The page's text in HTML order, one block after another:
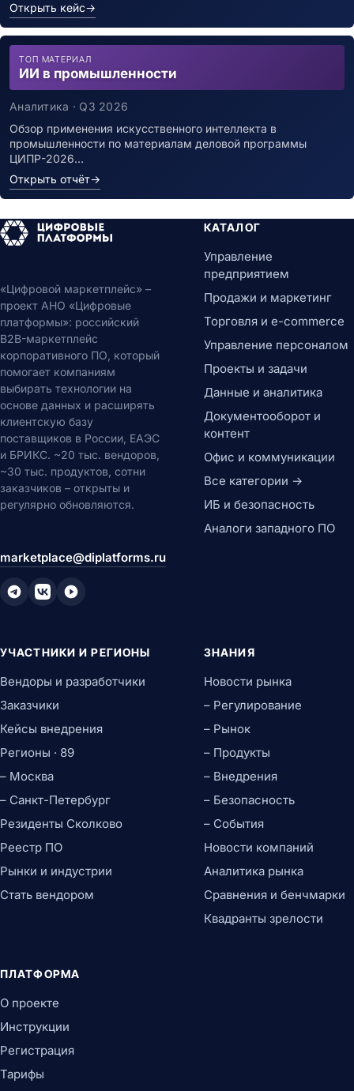
Открыть кейс→
ТОП МАТЕРИАЛ
ИИ в промышленности
Аналитика · Q3 2026
Обзор применения искусственного интеллекта в
промышленности по материалам деловой программы
ЦИПР-2026…
Открыть отчёт→
«Цифровой маркетплейс» –
проект АНО «Цифровые
платформы»: российский
B2B-маркетплейс
корпоративного ПО, который
помогает компаниям
выбирать технологии на
основе данных и расширять
клиентскую базу
поставщиков в России, ЕАЭС
и БРИКС. ~20 тыс. вендоров,
~30 тыс. продуктов, сотни
заказчиков – открыты и
регулярно обновляются.
marketplace@diplatforms.ru
КАТАЛОГ
Управление
предприятием
Продажи и маркетинг
Торговля и e-commerce
Управление персоналом
Проекты и задачи
Данные и аналитика
Документооборот и
контент
Офис и коммуникации
Все категории →
ИБ и безопасность
Аналоги западного ПО
УЧАСТНИКИ И РЕГИОНЫ
Вендоры и разработчики
Заказчики
Кейсы внедрения
Регионы · 89
– Москва
– Санкт-Петербург
Резиденты Сколково
Реестр ПО
Рынки и индустрии
Стать вендором
ЗНАНИЯ
Новости рынка
– Регулирование
– Рынок
– Продукты
– Внедрения
– Безопасность
– События
Новости компаний
Аналитика рынка
Сравнения и бенчмарки
Квадранты зрелости
ПЛАТФОРМА
О проекте
Инструкции
Регистрация
Тарифы